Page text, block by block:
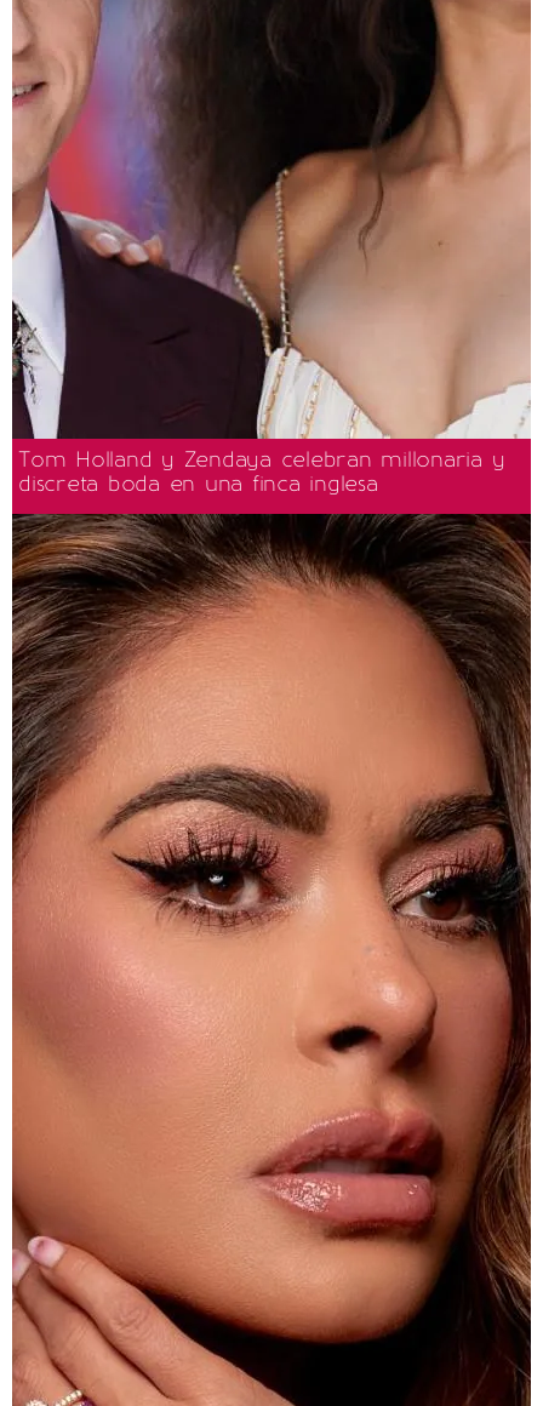
Tom Holland y Zendaya celebran millonaria y
discreta boda en una finca inglesa